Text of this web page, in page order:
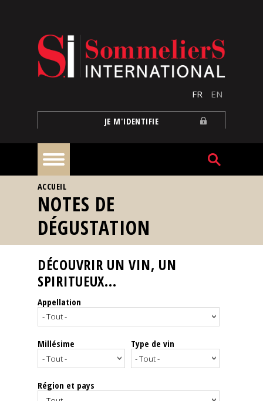
FR EN
JE M'IDENTIFIE
À
la
une
Reportages
Nos
Spiritueux
Notes
dégustation
VOUS ÊTES ICI
ACCUEIL
NOTES DE
DÉGUSTATION
DÉCOUVRIR UN VIN, UN
SPIRITUEUX...
Appellation
Millésime Type de vin
Région et pays